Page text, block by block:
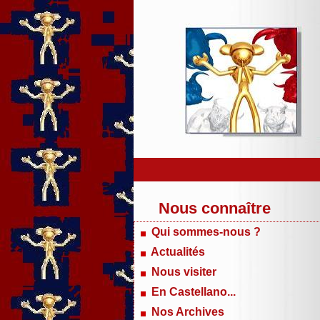
Nous connaître
Qui sommes-nous ?
Actualités
Nous visiter
En Castellano...
Nos Archives